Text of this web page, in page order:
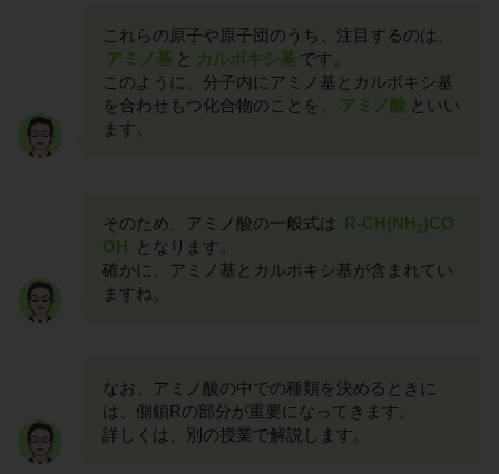
これらの原子や原子団のうち、注目するのは、
アミノ基 と カルボキシ基 です。
このように、分子内にアミノ基とカルボキシ基
を合わせもつ化合物のことを、
アミノ酸 といい
ます。
そのため、アミノ酸の一般式は R-CH(NH2)CO
OH
となります。
確かに、アミノ基とカルボキシ基が含まれてい
ますね。
なお、アミノ酸の中での種類を決めるときに
は、側鎖Rの部分が重要になってきます。
詳しくは、別の授業で解説します。